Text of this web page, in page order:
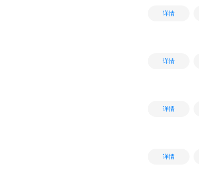
详情
详情
详情
详情